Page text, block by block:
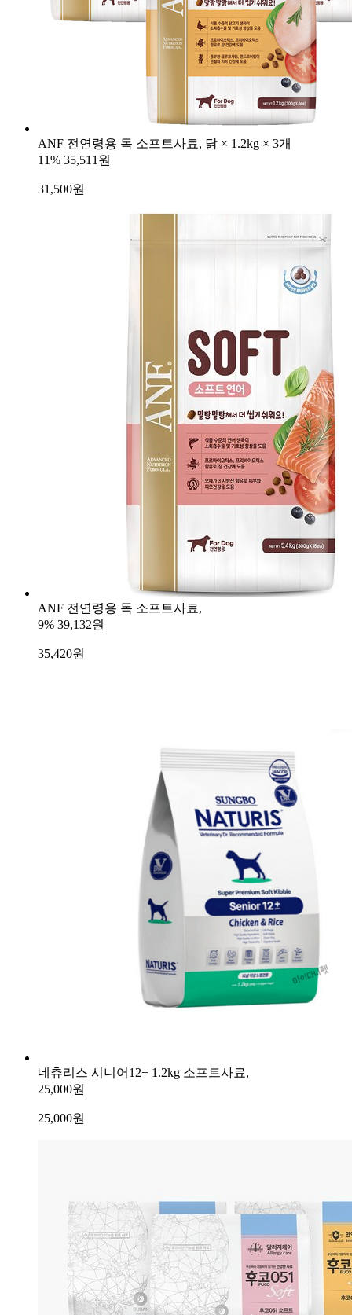
ANF 전연령용 독 소프트사료, 닭 × 1.2kg × 3개
11% 35,511원
31,500원
ANF 전연령용 독 소프트사료,
9% 39,132원
35,420원
네츄리스 시니어12+ 1.2kg 소프트사료,
25,000원
25,000원